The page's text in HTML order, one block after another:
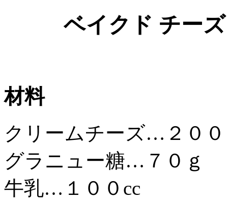
ベイクド チ
材料
クリームチーズ…２０
グラニュー糖…７０ｇ
牛乳…１００cc